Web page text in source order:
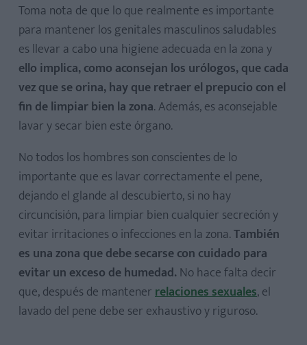
Toma nota de que lo que realmente es importante
para mantener los genitales masculinos saludables
es llevar a cabo una higiene adecuada en la zona y
ello implica, como aconsejan los urólogos, que cada
vez que se orina, hay que retraer el prepucio con el
fin de limpiar bien la zona. Además, es aconsejable
lavar y secar bien este órgano.
No todos los hombres son conscientes de lo
importante que es lavar correctamente el pene,
dejando el glande al descubierto, si no hay
circuncisión, para limpiar bien cualquier secreción y
evitar irritaciones o infecciones en la zona.También
es una zona que debe secarse con cuidado para
evitar un exceso de humedad. No hace falta decir
que, después de mantenerrelaciones sexuales, el
lavado del pene debe ser exhaustivo y riguroso.